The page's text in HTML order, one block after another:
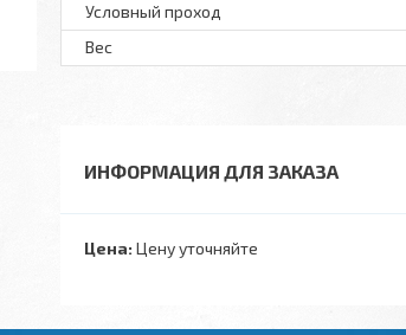
Условный проход
Вес
ИНФОРМАЦИЯ ДЛЯ ЗАКАЗА
Цена: Цену уточняйте